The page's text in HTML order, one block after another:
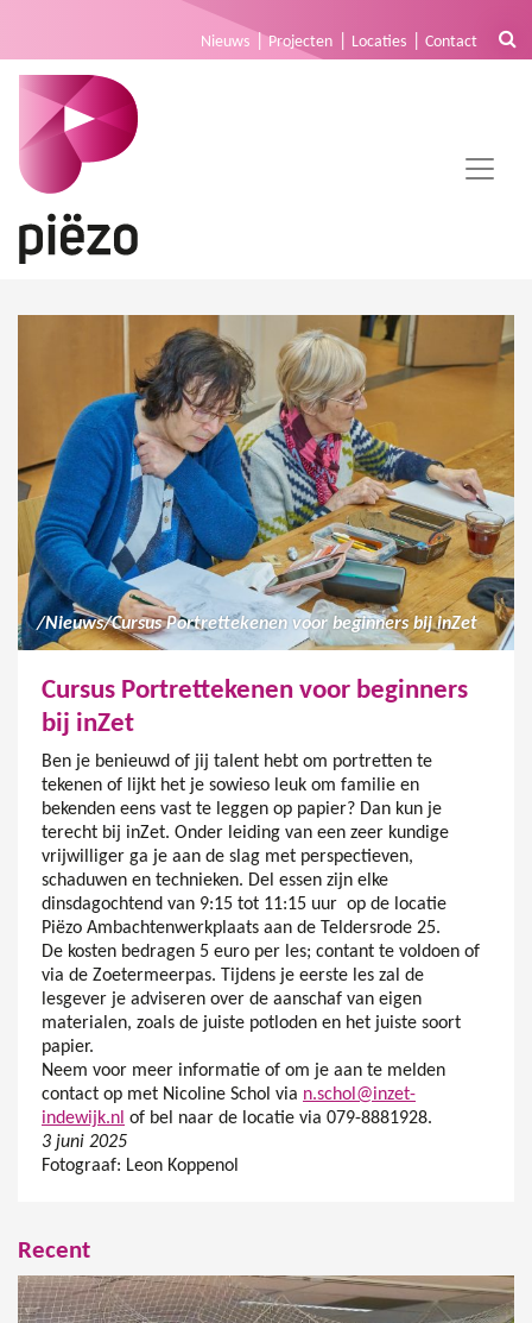
Nieuws Projecten Locaties Contact
/Nieuws/Cursus Portrettekenen voor beginners bij inZet
Cursus Portrettekenen voor beginners
bij inZet
Ben je benieuwd of jij talent hebt om portretten te
tekenen of lijkt het je sowieso leuk om familie en
bekenden eens vast te leggen op papier? Dan kun je
terecht bij inZet. Onder leiding van een zeer kundige
vrijwilliger ga je aan de slag met perspectieven,
schaduwen en technieken. Del essen zijn elke
dinsdagochtend van 9:15 tot 11:15 uur op de locatie
Piëzo Ambachtenwerkplaats aan de Teldersrode 25.
De kosten bedragen 5 euro per les; contant te voldoen of
via de Zoetermeerpas. Tijdens je eerste les zal de
lesgever je adviseren over de aanschaf van eigen
materialen, zoals de juiste potloden en het juiste soort
papier.
Neem voor meer informatie of om je aan te melden
contact op met Nicoline Schol via n.schol@inzet-
indewijk.nl of bel naar de locatie via 079-8881928.
3 juni 2025
Fotograaf: Leon Koppenol
Recent